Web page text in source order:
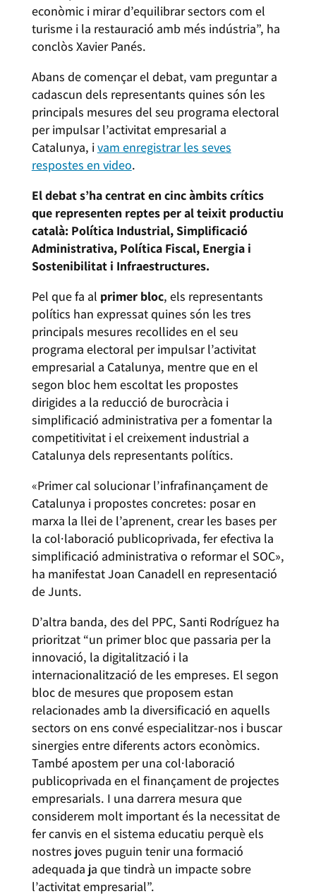
econòmic i mirar d’equilibrar sectors com el
turisme i la restauració amb més indústria”, ha
conclòs Xavier Panés.
Abans de començar el debat, vam preguntar a
cadascun dels representants quines són les
principals mesures del seu programa electoral
per impulsar l’activitat empresarial a
Catalunya, ivam enregistrar les seves
respostes en video.
El debat s’ha centrat en cinc àmbits crítics
que representen reptes per al teixit productiu
català: Política Industrial, Simplificació
Administrativa, Política Fiscal, Energia i
Sostenibilitat i Infraestructures.
Pel que fa al primer bloc, els representants
polítics han expressat quines són les tres
principals mesures recollides en el seu
programa electoral per impulsar l’activitat
empresarial a Catalunya, mentre que en el
segon bloc hem escoltat les propostes
dirigides a la reducció de burocràcia i
simplificació administrativa per a fomentar la
competitivitat i el creixement industrial a
Catalunya dels representants polítics.
«Primer cal solucionar l’infrafinançament de
Catalunya i propostes concretes: posar en
marxa la llei de l’aprenent, crear les bases per
la col·laboració publicoprivada, fer efectiva la
simplificació administrativa o reformar el SOC»,
ha manifestat Joan Canadell en representació
de Junts.
D’altra banda, des del PPC, Santi Rodríguez ha
prioritzat “un primer bloc que passaria per la
innovació, la digitalització i la
internacionalització de les empreses. El segon
bloc de mesures que proposem estan
relacionades amb la diversificació en aquells
sectors on ens convé especialitzar-nos i buscar
sinergies entre diferents actors econòmics.
També apostem per una col·laboració
publicoprivada en el finançament de projectes
empresarials. I una darrera mesura que
considerem molt important és la necessitat de
fer canvis en el sistema educatiu perquè els
nostres joves puguin tenir una formació
adequada ja que tindrà un impacte sobre
l’activitat empresarial”.